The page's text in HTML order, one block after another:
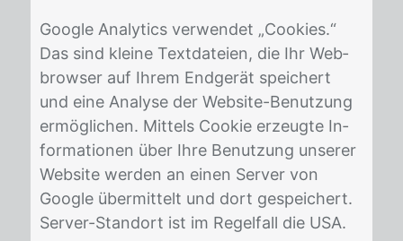
Goog­le Ana­ly­tics ver­wen­det „Coo­kies.“
Das sind klei­ne Text­da­tei­en, die Ihr Web­
brow­ser auf Ih­rem End­ge­rät spei­chert
und eine Ana­ly­se der Web­site-Be­nut­zung
er­mög­li­chen. Mit­tels Coo­kie er­zeug­te In­
for­ma­tio­nen über Ihre Be­nut­zung un­se­rer
Web­site wer­den an ei­nen Ser­ver von
Goog­le über­mit­telt und dort ge­spei­chert.
Ser­ver-Stand­ort ist im Re­gel­fall die USA.